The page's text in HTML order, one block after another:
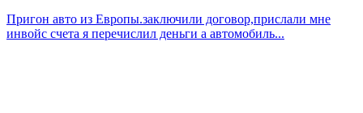
Пригон авто из Европы.заключили договор,прислали мне
инвойс счета я перечислил деньги а автомобиль...